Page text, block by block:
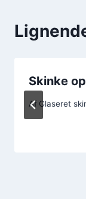
Skinke
Af Glaseret